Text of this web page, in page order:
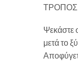
Ψεκάστε
μετά το